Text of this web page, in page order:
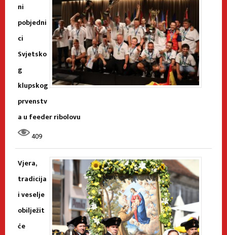
ni
pobjedni
ci
Svjetsko
g
klupskog
prvenstv
a u feeder ribolovu
409
Vjera,
tradicija
i veselje
obilježit
će